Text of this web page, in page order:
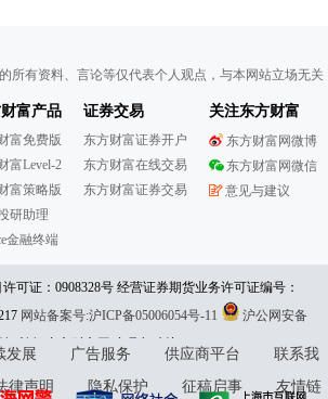
所有资料、言论等仅代表个人观点，与本网站立场无
富产品
富免费版
富Level-2
富策略版
研助理
金融终端
证券交易
东方财富证券开户
东方财富在线交易
东方财富证券交易
关注东方财富
东方财富网微博
东方财富网微信
意见与建议
可证：0908328号 经营证券期货业务许可证编号：
违法和不良信息举报:021-61278686 举报邮箱：
jubao@eastmoney.com
网站备案号:沪ICP备05006054号-11
沪公网安备
所有:东方财富网意见与建议:4000300059/952500
发展 广告服务 供应商平台
联系我
律声明 隐私保护 征稿启事
友情链